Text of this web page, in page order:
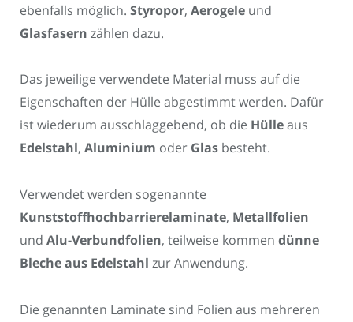
ebenfalls möglich. Styropor, Aerogele und
Glasfasern zählen dazu.
Das jeweilige verwendete Material muss auf die
Eigenschaften der Hülle abgestimmt werden. Dafür
ist wiederum ausschlaggebend, ob die Hülleaus
Edelstahl, Aluminium oder Glas besteht.
Verwendet werden sogenannte
Kunststoffhochbarrierelaminate, Metallfolien
und Alu-Verbundfolien, teilweise kommen dünne
Bleche aus Edelstahl zur Anwendung.
Die genannten Laminate sind Folien aus mehreren